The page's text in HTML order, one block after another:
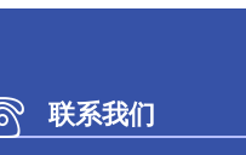
联系我们